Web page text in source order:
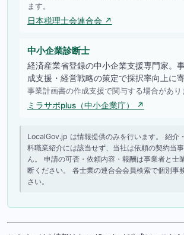
ます。
日本税理士会連合会 ↗
中小企業診断士
経済産業省登録の中小企業支援専門家。
成支援・経営戦略の策定で採択率向上に寄
事業計画書の作成支援で関与する場合があり
ミラサポplus（中小企業庁） ↗
LocalGov.jp は情報提供のみを行います。 紹介
料職業紹介には該当せず、当社は依頼の契約当
ん。 申請の可否・依頼内容・報酬は事業者と士
断ください。 各士業の連合会会員検索で個別事
さい。